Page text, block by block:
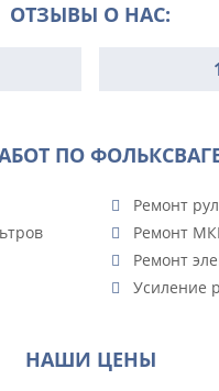
ОТЗЫВЫ О НАС:
ПО
Ремонт
Ремонт
Ремонт
Усиление
НАШИ ЦЕНЫ